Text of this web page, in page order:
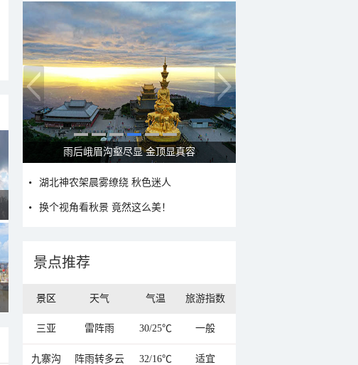
秋意浓 蓝天映衬下的哈尔滨伏尔加庄园
湖北神农架晨雾缭绕 秋色迷人
换个视角看秋景 竟然这么美！
景点推荐
景区 天气 气温 旅游指数
三亚 雷阵雨 30/25℃ 一般
九寨沟 阵雨转多云 32/16℃ 适宜